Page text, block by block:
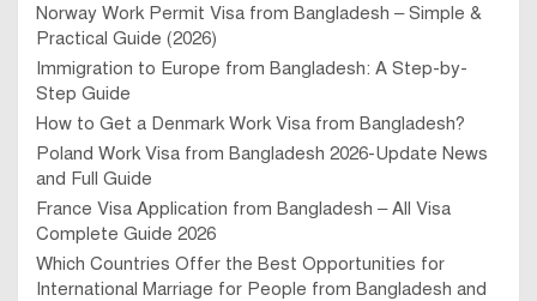
Norway Work Permit Visa from Bangladesh – Simple &
Practical Guide (2026)
Immigration to Europe from Bangladesh: A Step-by-
Step Guide
How to Get a Denmark Work Visa from Bangladesh?
Poland Work Visa from Bangladesh 2026-Update News
and Full Guide
France Visa Application from Bangladesh – All Visa
Complete Guide 2026
Which Countries Offer the Best Opportunities for
International Marriage for People from Bangladesh and